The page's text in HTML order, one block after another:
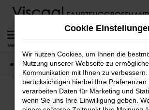
Zum
springen
MENÜ
Startseite Lagerfahrzeuge Fahrzeugsuche
Cookie
Wir nutzen Cookies, um Ihnen die
Nutzung unserer Webseite zu
Kommunikation mit Ihnen zu verbessern.
berücksichtigen hierbei Ihre Präferenzen
verarbeiten Daten für Marketing und
wenn Sie uns Ihre Einwilligung geben.